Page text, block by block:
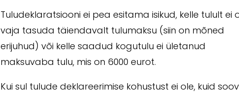
Tuludeklaratsiooni ei pea esitama isikud, kelle tulult ei
vaja tasuda täiendavalt tulumaksu (siin on mõned
erijuhud) või kelle saadud kogutulu ei ületanud
maksuvaba tulu, mis on 6000 eurot.
Kui sul tulude deklareerimise kohustust ei ole, kuid